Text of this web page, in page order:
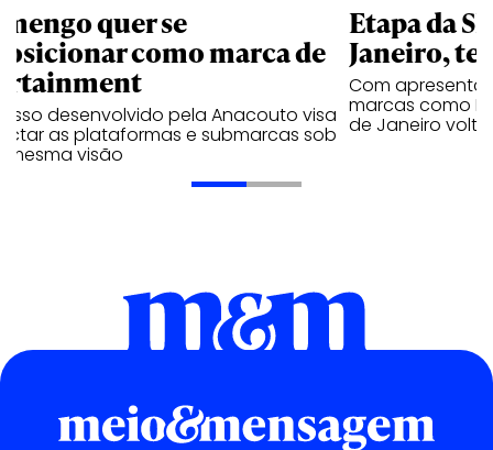
quer se
como marca de
desenvolvido pela Anacouto visa
as plataformas e submarcas sob
mesma visão
Etapa da
Janeiro,
Com
marcas como
de Janeiro